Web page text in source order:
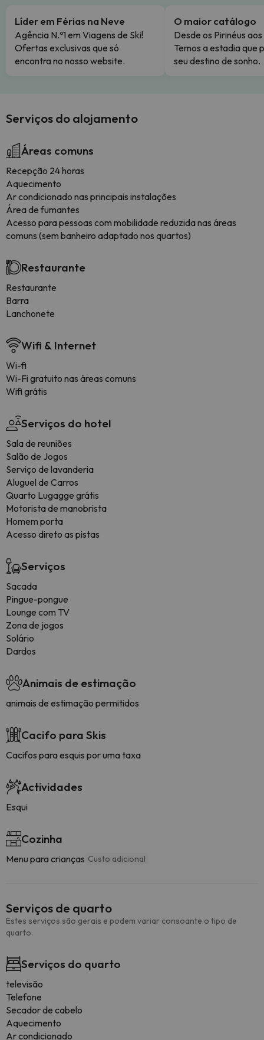
Líder em Férias na Neve
Agência N.º1 em Viagens de Ski!
Ofertas exclusivas que só
encontra no nosso website.
O maior catálogo
Desde os Pirinéus
Temos a estadia que
seu destino de sonho.
Serviços do alojamento
Áreas comuns
Recepção 24 horas
Aquecimento
Ar condicionado nas principais instalações
Área de fumantes
Acesso para pessoas com mobilidade reduzida nas áreas
comuns (sem banheiro adaptado nos quartos)
Restaurante
Restaurante
Barra
Lanchonete
Wifi & Internet
Wi-fi
Wi-Fi gratuito nas áreas comuns
Wifi grátis
Serviços do hotel
Sala de reuniões
Salão de Jogos
Serviço de lavanderia
Aluguel de Carros
Quarto Lugagge grátis
Motorista de manobrista
Homem porta
Acesso direto as pistas
Serviços
Sacada
Pingue-pongue
Lounge com TV
Zona de jogos
Solário
Dardos
Animais de estimação
animais de estimação permitidos
Cacifo para Skis
Cacifos para esquis por uma taxa
Actividades
Esqui
Cozinha
Menu para crianças Custo adicional
Serviços de quarto
Estes serviços são gerais e podem variar consoante o tipo de
quarto.
Serviços do quarto
televisão
Telefone
Secador de cabelo
Aquecimento
Ar condicionado